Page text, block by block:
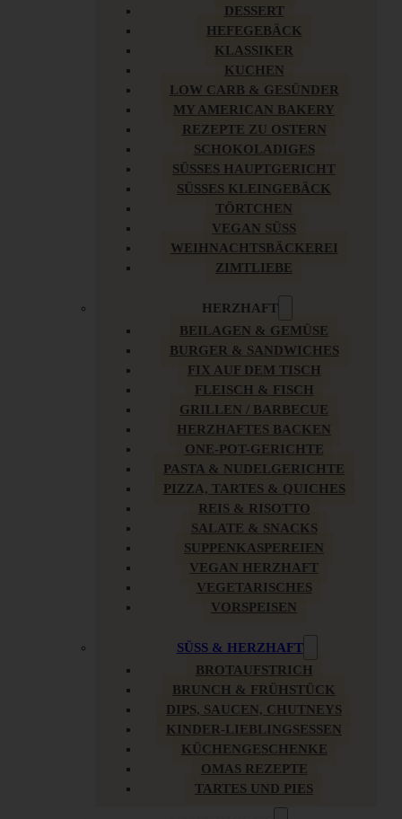
DESSERT
HEFEGEBÄCK
KLASSIKER
KUCHEN
LOW CARB & GESÜNDER
MY AMERICAN BAKERY
REZEPTE ZU OSTERN
SCHOKOLADIGES
SÜSSES HAUPTGERICHT
SÜSSES KLEINGEBÄCK
TÖRTCHEN
VEGAN SÜSS
WEIHNACHTSBÄCKEREI
ZIMTLIEBE
HERZHAFT
BEILAGEN & GEMÜSE
BURGER & SANDWICHES
FIX AUF DEM TISCH
FLEISCH & FISCH
GRILLEN / BARBECUE
HERZHAFTES BACKEN
ONE-POT-GERICHTE
PASTA & NUDELGERICHTE
PIZZA, TARTES & QUICHES
REIS & RISOTTO
SALATE & SNACKS
SUPPENKASPEREIEN
VEGAN HERZHAFT
VEGETARISCHES
VORSPEISEN
SÜSS & HERZHAFT
BROTAUFSTRICH
BRUNCH & FRÜHSTÜCK
DIPS, SAUCEN, CHUTNEYS
KINDER-LIEBLINGSESSEN
KÜCHENGESCHENKE
OMAS REZEPTE
TARTES UND PIES